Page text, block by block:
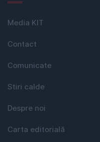
Media KIT
Contact
Comunicate
Stiri calde
Despre noi
Carta editorială